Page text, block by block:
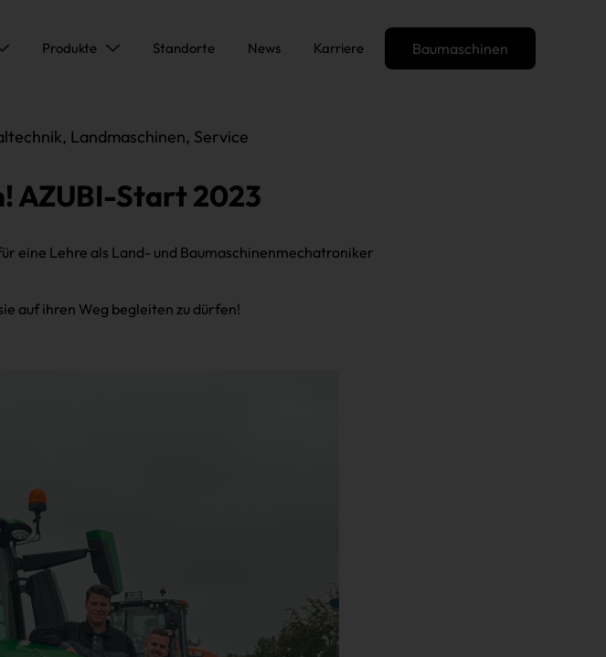
Produkte Standorte News Karriere Baumaschinen
, Landmaschinen, Service
AZUBI-Start 2023
eine Lehre als Land- und Baumaschinenmechatroniker
auf ihren Weg begleiten zu dürfen!